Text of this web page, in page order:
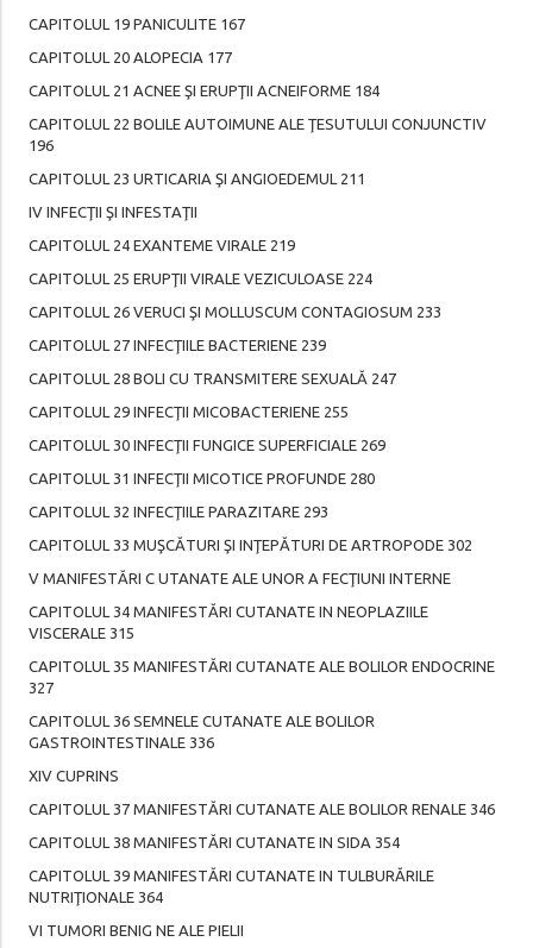
CAPITOLUL 19 PANICULITE 167
CAPITOLUL 20 ALOPECIA 177
CAPITOLUL 21 ACNEE ŞI ERUPŢII ACNEIFORME 184
CAPITOLUL 22 BOLILE AUTOIMUNE ALE ŢESUTULUI CONJUNCTIV
196
CAPITOLUL 23 URTICARIA ŞI ANGIOEDEMUL 211
IV INFECŢII ŞI INFESTAŢII
CAPITOLUL 24 EXANTEME VIRALE 219
CAPITOLUL 25 ERUPŢII VIRALE VEZICULOASE 224
CAPITOLUL 26 VERUCI ŞI MOLLUSCUM CONTAGIOSUM 233
CAPITOLUL 27 INFECŢIILE BACTERIENE 239
CAPITOLUL 28 BOLI CU TRANSMITERE SEXUALĂ 247
CAPITOLUL 29 INFECŢII MICOBACTERIENE 255
CAPITOLUL 30 INFECŢII FUNGICE SUPERFICIALE 269
CAPITOLUL 31 INFECŢII MICOTICE PROFUNDE 280
CAPITOLUL 32 INFECŢIILE PARAZITARE 293
CAPITOLUL 33 MUŞCĂTURI ŞI INŢEPĂTURI DE ARTROPODE 302
V MANIFESTĂRI C UTANATE ALE UNOR A FECŢIUNI INTERNE
CAPITOLUL 34 MANIFESTĂRI CUTANATE IN NEOPLAZIILE
VISCERALE 315
CAPITOLUL 35 MANIFESTĂRI CUTANATE ALE BOLILOR ENDOCRINE
327
CAPITOLUL 36 SEMNELE CUTANATE ALE BOLILOR
GASTROINTESTINALE 336
XIV CUPRINS
CAPITOLUL 37 MANIFESTĂRI CUTANATE ALE BOLILOR RENALE 346
CAPITOLUL 38 MANIFESTĂRI CUTANATE IN SIDA 354
CAPITOLUL 39 MANIFESTĂRI CUTANATE IN TULBURĂRILE
NUTRIŢIONALE 364
VI TUMORI BENIG NE ALE PIELII